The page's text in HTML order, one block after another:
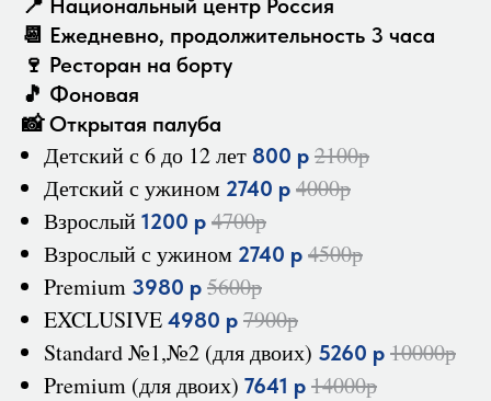
📍 Национальный центр Россия
📆 Ежедневно, продолжительность 3 часа
🍷 Ресторан на борту
🎵 Фоновая
📸 Открытая палуба
Детский с 6 до 12 лет 800 р 2100р
Детский с ужином 2740 р 4000р
Взрослый 1200 р 4700р
Взрослый с ужином 2740 р 4500р
Premium 3980 р 5600р
EXCLUSIVE 4980 р 7900р
Standard №1,№2 (для двоих) 5260 р 10000р
Premium (для двоих) 7641 р 14000р